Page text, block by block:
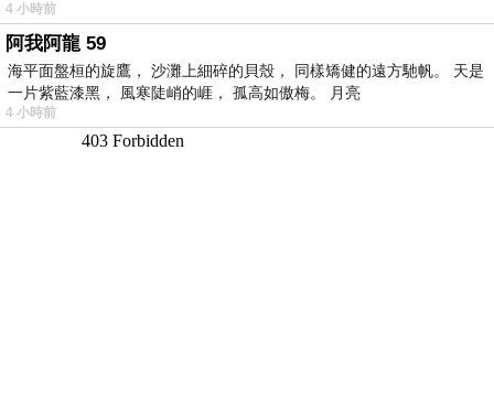
4 小時前
阿我阿龍 59
海平面盤桓的旋鷹， 沙灘上細碎的貝殼， 同樣矯健的遠方馳帆。 天是
一片紫藍漆黑， 風寒陡峭的崕， 孤高如傲梅。 月亮
4 小時前